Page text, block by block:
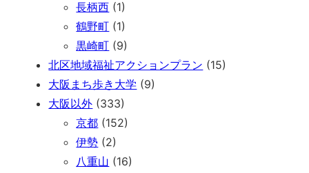
長柄西 (1)
鶴野町 (1)
黒崎町 (9)
北区地域福祉アクションプラン (15)
大阪まち歩き大学 (9)
大阪以外 (333)
京都 (152)
伊勢 (2)
八重山 (16)